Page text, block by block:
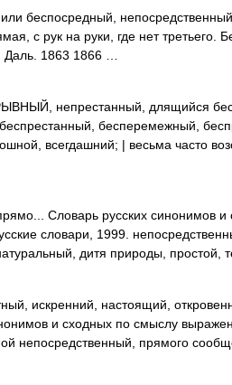
беспосредный,
с рук на руки, где нет третьего.
1863 1866 …
непрестанный, длящийся
бесперемежный,
всегдашний; | весьма часто
Словарь русских синонимов и
словари, 1999.
дитя природы, простой,
искренний, настоящий,
и сходных по смыслу
непосредственный, прямого